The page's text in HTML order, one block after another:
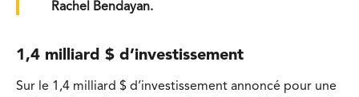
Rachel Bendayan.
1,4 milliard $ d’investissement
Sur le 1,4 milliard $ d’investissement annoncé pour une